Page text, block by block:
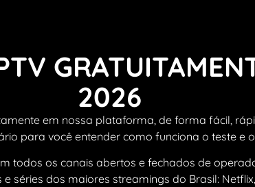
2026
em nossa plataforma, de forma fácil,
para você entender como funciona o teste e
todos os canais abertos e fechados de
séries dos maiores streamings do Brasil: